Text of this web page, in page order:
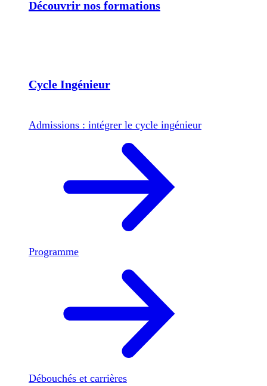
Découvrir nos formations
Cycle Ingénieur
Admissions : intégrer le cycle ingénieur
Programme
Débouchés et carrières